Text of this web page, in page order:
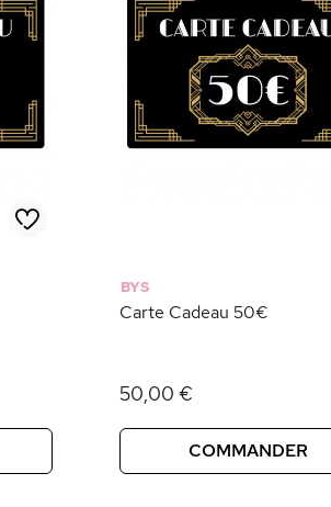
BYS
Carte Cadeau 50€
50,00 €
COMMANDER